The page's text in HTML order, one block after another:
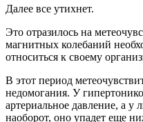
Далее все утихнет.
Это отразилось на
магнитных колебаний
относиться к своему
В этот период
недомогания. У
артериальное давление, а
наоборот, оно упадет еще